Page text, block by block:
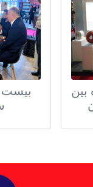
بیست
بین